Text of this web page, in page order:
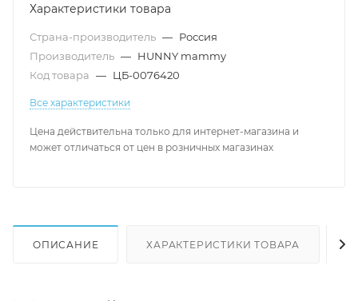
Характеристики товара
Страна-производитель — Россия
Производитель — HUNNY mammy
Код товара — ЦБ-0076420
Все характеристики
Цена действительна только для интернет-магазина и
может отличаться от цен в розничных магазинах
ОПИСАНИЕ ХАРАКТЕРИСТИКИ ТОВАРА